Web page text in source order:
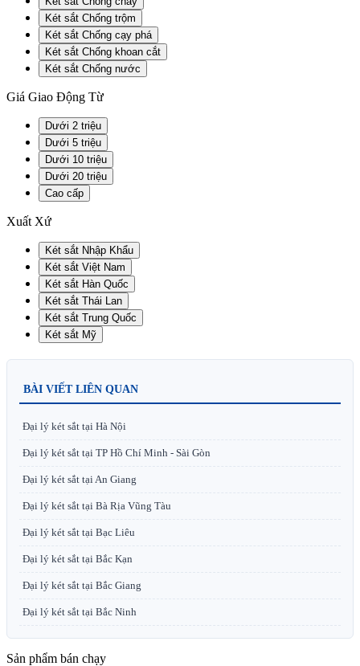
Két sắt Chống trộm
Két sắt Chống cạy phá
Két sắt Chống khoan cắt
Két sắt Chống nước
Giá Giao Động Từ
Dưới 2 triệu
Dưới 5 triệu
Dưới 10 triệu
Dưới 20 triệu
Cao cấp
Xuất Xứ
Két sắt Nhập Khẩu
Két sắt Việt Nam
Két sắt Hàn Quốc
Két sắt Thái Lan
Két sắt Trung Quốc
Két sắt Mỹ
BÀI VIẾT LIÊN QUAN
Đại lý két sắt tại Hà Nội
Đại lý két sắt tại TP Hồ Chí Minh - Sài Gòn
Đại lý két sắt tại An Giang
Đại lý két sắt tại Bà Rịa Vũng Tàu
Đại lý két sắt tại Bạc Liêu
Đại lý két sắt tại Bắc Kạn
Đại lý két sắt tại Bắc Giang
Đại lý két sắt tại Bắc Ninh
Sản phẩm bán chạy